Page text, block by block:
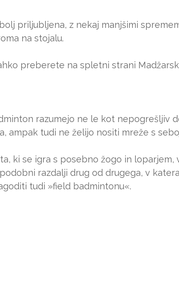
priljubljena, z nekaj manjšimi
na stojalu.
preberete na spletni strani
razumejo ne le kot nepogrešljiv
ampak tudi ne želijo nositi mreže s
ki se igra s posebno žogo in loparjem,
razdalji drug od drugega, v
tudi »field badmintonu«.